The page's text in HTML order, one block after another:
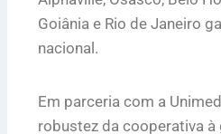
Goiânia e Rio de Janeiro
nacional.
Em parceria com a
robustez da cooperativa